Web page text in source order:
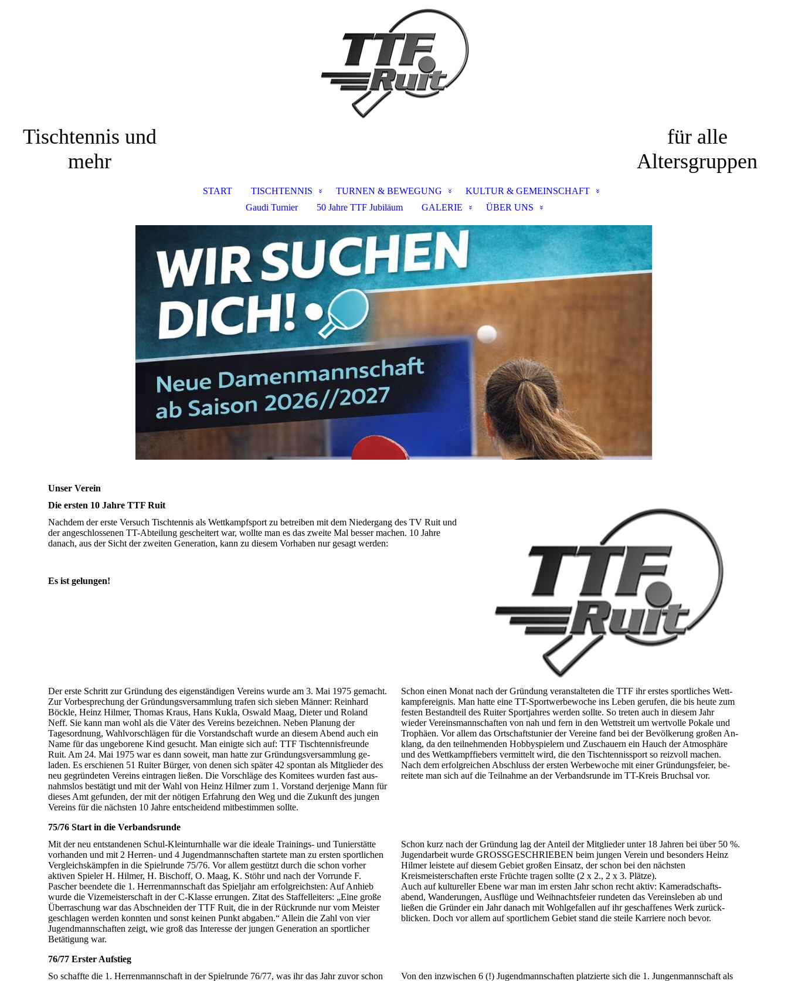
Tischtennis und
mehr
für alle
Altersgruppen
START TISCHTENNIS TURNEN & BEWEGUNG
KULTUR & GEMEINSCHAFT
Gaudi Turnier
50 Jahre TTF Jubiläum GALERIE ÜBER UNS
Unser Verein
Die ersten 10 Jahre TTF Ruit
Nachdem der erste Versuch Tischtennis als Wettkampfsport zu betreiben mit dem Niedergang des TV Ruit und
der angeschlossenen TT-Abteilung gescheitert war, wollte man es das zweite Mal besser machen. 10 Jahre
danach, aus der Sicht der zweiten Generation, kann zu diesem Vorhaben nur gesagt werden:
Es ist gelungen!
Der erste Schritt zur Gründung des eigenständigen Vereins wurde am 3. Mai 1975 gemacht.
Zur Vorbesprechung der Gründungsversammlung trafen sich sieben Männer: Reinhard
Böckle, Heinz Hilmer, Thomas Kraus, Hans Kukla, Oswald Maag, Dieter und Roland
Neff. Sie kann man wohl als die Väter des Vereins bezeichnen. Neben Planung der
Tagesordnung, Wahlvorschlägen für die Vorstandschaft wurde an diesem Abend auch ein
Name für das un­ge­borene Kind gesucht. Man einigte sich auf: TTF Tischtennis­freunde
Ruit. Am 24. Mai 1975 war es dann soweit, man hatte zur Gründungs­ver­sammlung ge­
laden. Es erschienen 51 Ruiter Bürger, von denen sich später 42 spon­tan als Mit­glieder des
neu gegründeten Vereins ein­tragen ließen. Die Vor­schläge des Komitees wurden fast aus­
nahms­los be­stätigt und mit der Wahl von Heinz Hilmer zum 1. Vorstand der­jenige Mann für
dieses Amt gefunden, der mit der nötigen Er­fahrung den Weg und die Zu­kunft des jungen
Vereins für die nächsten 10 Jahre ent­schei­dend mit­be­stimmen sollte.
Schon einen Monat nach der Gründung veranstalteten die TTF ihr erstes sport­liches Wett­
kampf­ereignis. Man hatte eine TT-Sport­werbe­woche ins Leben ge­rufen, die bis heute zum
festen Be­stand­teil des Ruiter Sport­jahres werden sollte. So treten auch in diesem Jahr
wieder Vereins­mann­schaften von nah und fern in den Wett­streit um wert­volle Pokale und
Trophäen. Vor allem das Ort­schafts­tunier der Vereine fand bei der Be­völker­ung großen An­
klang, da den teil­nehmen­den Hobby­spielern und Zu­schauern ein Hauch der Atmo­sphäre
und des Wett­kampf­fiebers ver­mittelt wird, die den Tisch­tennis­sport so reiz­voll machen.
Nach dem erfolgreichen Abschluss der ersten Werbewoche mit einer Gründungs­feier, be­
reitete man sich auf die Teil­nahme an der Ver­bands­runde im TT-Kreis Bruchsal vor.
75/76 Start in die Verbandsrunde
Mit der neu entstandenen Schul-Kleinturnhalle war die ideale Trainings- und Tunier­stätte
vor­handen und mit 2 Herren- und 4 Jugendmannschaften startete man zu ersten sport­lichen
Vergleichs­kämpfen in die Spielrunde 75/76. Vor allem gestützt durch die schon vorher
aktiven Spieler H. Hilmer, H. Bischoff, O. Maag, K. Stöhr und nach der Vorrunde F.
Pascher beendete die 1. Herren­mann­schaft das Spieljahr am erfolgreichsten: Auf Anhieb
wurde die Vize­meister­schaft in der C-Klasse er­rungen. Zitat des Staffel­leiters: „Eine große
Über­raschung war das Ab­schneiden der TTF Ruit, die in der Rück­runde nur vom Meister
ge­schlagen werden konnten und sonst keinen Punkt abgaben.“ Allein die Zahl von vier
Jugend­mann­schaften zeigt, wie groß das Interesse der jungen Generation an sportlicher
Betätigung war.
Schon kurz nach der Gründung lag der Anteil der Mitglieder unter 18 Jahren bei über 50 %.
Jugendarbeit wurde GROSSGESCHRIEBEN beim jungen Verein und besonders Heinz
Hilmer leistete auf diesem Gebiet großen Einsatz, der schon bei den nächsten
Kreismeisterschaften erste Früchte tragen sollte (2 x 2., 2 x 3. Plätze).
Auch auf kultureller Ebene war man im ersten Jahr schon recht aktiv: Kamerad­schafts­
abend, Wander­ungen, Aus­flüge und Weihnachts­feier rundeten das Vereinsleben ab und
ließen die Gründer ein Jahr danach mit Wohl­ge­fallen auf ihr ge­schaffenes Werk zurück­
blicken. Doch vor allem auf sport­lichem Ge­biet stand die steile Karriere noch bevor.
76/77 Erster Aufstieg
So schaffte die 1. Herrenmannschaft in der Spielrunde 76/77, was ihr das Jahr zu­vor schon
Von den inzwischen 6 (!) Jugendmannschaften platzierte sich die 1. Jungen­mann­schaft als